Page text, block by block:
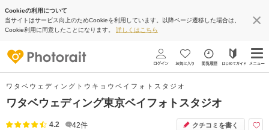
Cookieの利用について
当サイトはサービス向上のためCookieを利用しています。以降ページ遷移した場合は、
Cookie利用に同意したことになります。 詳しくはこちら
ワタベウェディングトウキョウベイフォトスタジオ
ワタベウェディング東京ベイフォトスタジオ
4.2 42件 クチコミを書く